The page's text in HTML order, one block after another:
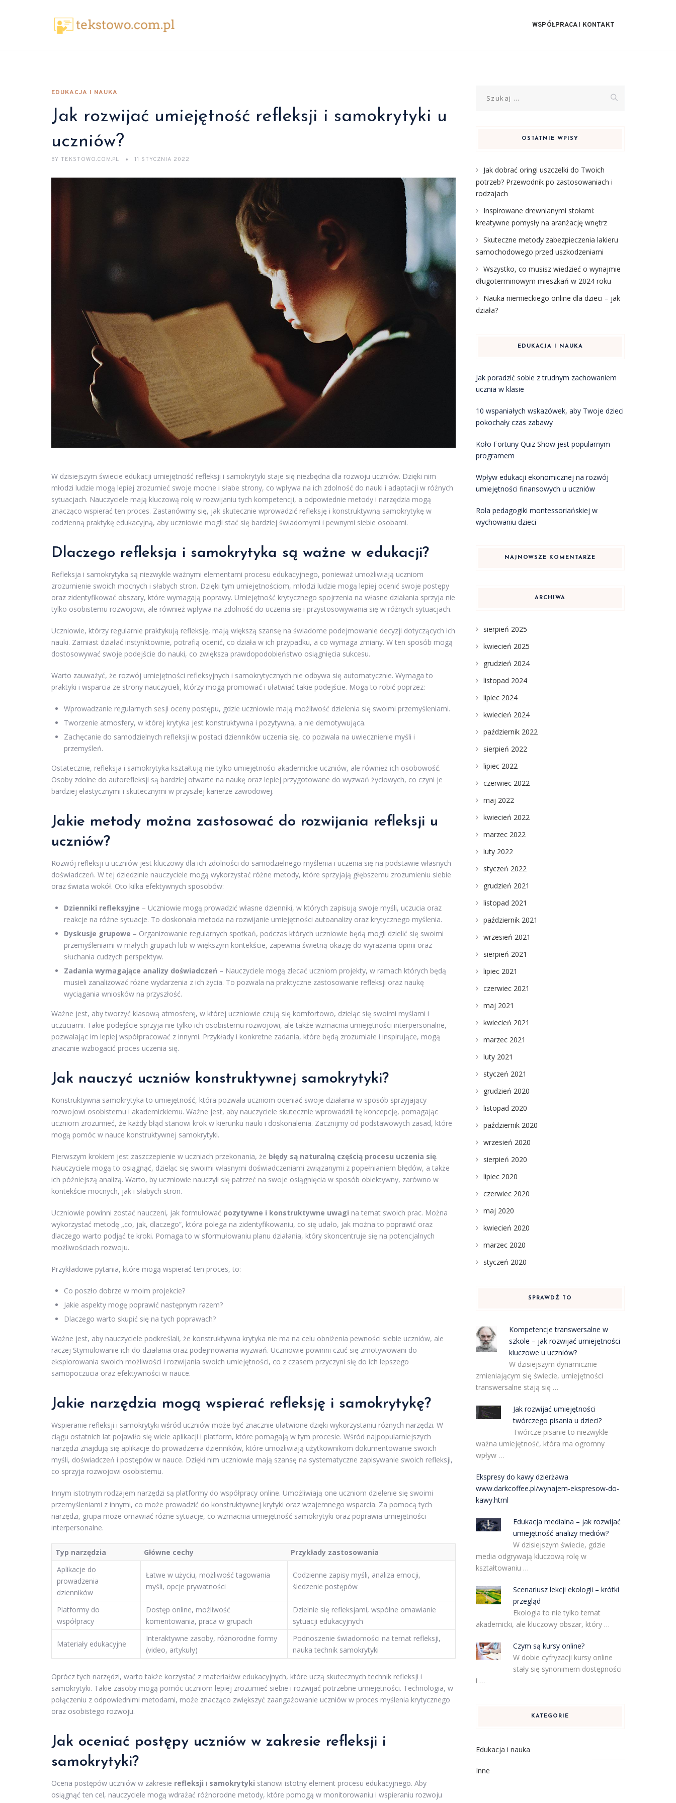
WSPÓŁPRACA I KONTAKT
EDUKACJA I NAUKA
Jak rozwijać umiejętność refleksji i samokrytyki u
uczniów?
BY TEKSTOWO.COM.PL 11 STYCZNIA 2022
W dzisiejszym świecie edukacji umiejętność refleksji i samokrytyki staje się niezbędna dla rozwoju uczniów. Dzięki nim
młodzi ludzie mogą lepiej zrozumieć swoje mocne i słabe strony, co wpływa na ich zdolność do nauki i adaptacji w różnych
sytuacjach. Nauczyciele mają kluczową rolę w rozwijaniu tych kompetencji, a odpowiednie metody i narzędzia mogą
znacząco wspierać ten proces. Zastanówmy się, jak skutecznie wprowadzić refleksję i konstruktywną samokrytykę w
codzienną praktykę edukacyjną, aby uczniowie mogli stać się bardziej świadomymi i pewnymi siebie osobami.
Dlaczego refleksja i samokrytyka są ważne w edukacji?
Refleksja i samokrytyka są niezwykle ważnymi elementami procesu edukacyjnego, ponieważ umożliwiają uczniom
zrozumienie swoich mocnych i słabych stron. Dzięki tym umiejętnościom, młodzi ludzie mogą lepiej ocenić swoje postępy
oraz zidentyfikować obszary, które wymagają poprawy. Umiejętność krytycznego spojrzenia na własne działania sprzyja nie
tylko osobistemu rozwojowi, ale również wpływa na zdolność do uczenia się i przystosowywania się w różnych sytuacjach.
Uczniowie, którzy regularnie praktykują refleksję, mają większą szansę na świadome podejmowanie decyzji dotyczących ich
nauki. Zamiast działać instynktownie, potrafią ocenić, co działa w ich przypadku, a co wymaga zmiany. W ten sposób mogą
dostosowywać swoje podejście do nauki, co zwiększa prawdopodobieństwo osiągnięcia sukcesu.
Warto zauważyć, że rozwój umiejętności refleksyjnych i samokrytycznych nie odbywa się automatycznie. Wymaga to
praktyki i wsparcia ze strony nauczycieli, którzy mogą promować i ułatwiać takie podejście. Mogą to robić poprzez:
Wprowadzanie regularnych sesji oceny postępu, gdzie uczniowie mają możliwość dzielenia się swoimi przemyśleniami.
Tworzenie atmosfery, w której krytyka jest konstruktywna i pozytywna, a nie demotywująca.
Zachęcanie do samodzielnych refleksji w postaci dzienników uczenia się, co pozwala na uwiecznienie myśli i
przemyśleń.
Ostatecznie, refleksja i samokrytyka kształtują nie tylko umiejętności akademickie uczniów, ale również ich osobowość.
Osoby zdolne do autorefleksji są bardziej otwarte na naukę oraz lepiej przygotowane do wyzwań życiowych, co czyni je
bardziej elastycznymi i skutecznymi w przyszłej karierze zawodowej.
Jakie metody można zastosować do rozwijania refleksji u
uczniów?
Rozwój refleksji u uczniów jest kluczowy dla ich zdolności do samodzielnego myślenia i uczenia się na podstawie własnych
doświadczeń. W tej dziedzinie nauczyciele mogą wykorzystać różne metody, które sprzyjają głębszemu zrozumieniu siebie
oraz świata wokół. Oto kilka efektywnych sposobów:
Dzienniki refleksyjne – Uczniowie mogą prowadzić własne dzienniki, w których zapisują swoje myśli, uczucia oraz
reakcje na różne sytuacje. To doskonała metoda na rozwijanie umiejętności autoanalizy oraz krytycznego myślenia.
Dyskusje grupowe – Organizowanie regularnych spotkań, podczas których uczniowie będą mogli dzielić się swoimi
przemyśleniami w małych grupach lub w większym kontekście, zapewnia świetną okazję do wyrażania opinii oraz
słuchania cudzych perspektyw.
Zadania wymagające analizy doświadczeń – Nauczyciele mogą zlecać uczniom projekty, w ramach których będą
musieli zanalizować różne wydarzenia z ich życia. To pozwala na praktyczne zastosowanie refleksji oraz naukę
wyciągania wniosków na przyszłość.
Ważne jest, aby tworzyć klasową atmosferę, w której uczniowie czują się komfortowo, dzieląc się swoimi myślami i
uczuciami. Takie podejście sprzyja nie tylko ich osobistemu rozwojowi, ale także wzmacnia umiejętności interpersonalne,
pozwalając im lepiej współpracować z innymi. Przykłady i konkretne zadania, które będą zrozumiałe i inspirujące, mogą
znacznie wzbogacić proces uczenia się.
Jak nauczyć uczniów konstruktywnej samokrytyki?
Konstruktywna samokrytyka to umiejętność, która pozwala uczniom oceniać swoje działania w sposób sprzyjający
rozwojowi osobistemu i akademickiemu. Ważne jest, aby nauczyciele skutecznie wprowadzili tę koncepcję, pomagając
uczniom zrozumieć, że każdy błąd stanowi krok w kierunku nauki i doskonalenia. Zacznijmy od podstawowych zasad, które
mogą pomóc w nauce konstruktywnej samokrytyki.
Pierwszym krokiem jest zaszczepienie w uczniach przekonania, że błędy są naturalną częścią procesu uczenia się.
Nauczyciele mogą to osiągnąć, dzieląc się swoimi własnymi doświadczeniami związanymi z popełnianiem błędów, a także
ich późniejszą analizą. Warto, by uczniowie nauczyli się patrzeć na swoje osiągnięcia w sposób obiektywny, zarówno w
kontekście mocnych, jak i słabych stron.
Uczniowie powinni zostać nauczeni, jak formułować pozytywne i konstruktywne uwagi na temat swoich prac. Można
wykorzystać metodę „co, jak, dlaczego”, która polega na zidentyfikowaniu, co się udało, jak można to poprawić oraz
dlaczego warto podjąć te kroki. Pomaga to w sformułowaniu planu działania, który skoncentruje się na potencjalnych
możliwościach rozwoju.
Przykładowe pytania, które mogą wspierać ten proces, to:
Co poszło dobrze w moim projekcie?
Jakie aspekty mogę poprawić następnym razem?
Dlaczego warto skupić się na tych poprawach?
Ważne jest, aby nauczyciele podkreślali, że konstruktywna krytyka nie ma na celu obniżenia pewności siebie uczniów, ale
raczej Stymulowanie ich do działania oraz podejmowania wyzwań. Uczniowie powinni czuć się zmotywowani do
eksplorowania swoich możliwości i rozwijania swoich umiejętności, co z czasem przyczyni się do ich lepszego
samopoczucia oraz efektywności w nauce.
Jakie narzędzia mogą wspierać refleksję i samokrytykę?
Wspieranie refleksji i samokrytyki wśród uczniów może być znacznie ułatwione dzięki wykorzystaniu różnych narzędzi. W
ciągu ostatnich lat pojawiło się wiele aplikacji i platform, które pomagają w tym procesie. Wśród najpopularniejszych
narzędzi znajdują się aplikacje do prowadzenia dzienników, które umożliwiają użytkownikom dokumentowanie swoich
myśli, doświadczeń i postępów w nauce. Dzięki nim uczniowie mają szansę na systematyczne zapisywanie swoich refleksji,
co sprzyja rozwojowi osobistemu.
Innym istotnym rodzajem narzędzi są platformy do współpracy online. Umożliwiają one uczniom dzielenie się swoimi
przemyśleniami z innymi, co może prowadzić do konstruktywnej krytyki oraz wzajemnego wsparcia. Za pomocą tych
narzędzi, grupa może omawiać różne sytuacje, co wzmacnia umiejętność samokrytyki oraz poprawia umiejętności
interpersonalne.
Typ narzędzia Główne cechy
Przykłady zastosowania
Aplikacje do
prowadzenia
dzienników
Łatwe w użyciu, możliwość tagowania
myśli, opcje prywatności
Codzienne zapisy myśli, analiza emocji,
śledzenie postępów
Platformy do
współpracy
Dostęp online, możliwość
komentowania, praca w grupach
Dzielnie się refleksjami, wspólne omawianie
sytuacji edukacyjnych
Materiały edukacyjne
Interaktywne zasoby, różnorodne formy
(video, artykuły)
Podnoszenie świadomości na temat refleksji,
nauka technik samokrytyki
Oprócz tych narzędzi, warto także korzystać z materiałów edukacyjnych, które uczą skutecznych technik refleksji i
samokrytyki. Takie zasoby mogą pomóc uczniom lepiej zrozumieć siebie i rozwijać potrzebne umiejętności. Technologia, w
połączeniu z odpowiednimi metodami, może znacząco zwiększyć zaangażowanie uczniów w proces myślenia krytycznego
oraz osobistego rozwoju.
Jak oceniać postępy uczniów w zakresie refleksji i
samokrytyki?
Ocena postępów uczniów w zakresie refleksji i samokrytyki stanowi istotny element procesu edukacyjnego. Aby
osiągnąć ten cel, nauczyciele mogą wdrażać różnorodne metody, które pomogą w monitorowaniu i wspieraniu rozwoju
OSTATNIE WPISY
Jak dobrać oringi uszczelki do Twoich
potrzeb? Przewodnik po zastosowaniach i
rodzajach
Inspirowane drewnianymi stołami:
kreatywne pomysły na aranżację wnętrz
Skuteczne metody zabezpieczenia lakieru
samochodowego przed uszkodzeniami
Wszystko, co musisz wiedzieć o wynajmie
długoterminowym mieszkań w 2024 roku
Nauka niemieckiego online dla dzieci – jak
działa?
EDUKACJA I NAUKA
Jak poradzić sobie z trudnym zachowaniem
ucznia w klasie
10 wspaniałych wskazówek, aby Twoje dzieci
pokochały czas zabawy
Koło Fortuny Quiz Show jest popularnym
programem
Wpływ edukacji ekonomicznej na rozwój
umiejętności finansowych u uczniów
Rola pedagogiki montessoriańskiej w
wychowaniu dzieci
NAJNOWSZE KOMENTARZE
ARCHIWA
sierpień 2025
kwiecień 2025
grudzień 2024
listopad 2024
lipiec 2024
kwiecień 2024
październik 2022
sierpień 2022
lipiec 2022
czerwiec 2022
maj 2022
kwiecień 2022
marzec 2022
luty 2022
styczeń 2022
grudzień 2021
listopad 2021
październik 2021
wrzesień 2021
sierpień 2021
lipiec 2021
czerwiec 2021
maj 2021
kwiecień 2021
marzec 2021
luty 2021
styczeń 2021
grudzień 2020
listopad 2020
październik 2020
wrzesień 2020
sierpień 2020
lipiec 2020
czerwiec 2020
maj 2020
kwiecień 2020
marzec 2020
styczeń 2020
SPRAWDŹ TO
Kompetencje transwersalne w
szkole – jak rozwijać umiejętności
kluczowe u uczniów?
W dzisiejszym dynamicznie
zmieniającym się świecie, umiejętności
transwersalne stają się …
Jak rozwijać umiejętności
twórczego pisania u dzieci?
Twórcze pisanie to niezwykle
ważna umiejętność, która ma ogromny
wpływ …
Ekspresy do kawy dzierżawa
www.darkcoffee.pl/wynajem-ekspresow-do-
kawy.html
Edukacja medialna – jak rozwijać
umiejętność analizy mediów?
W dzisiejszym świecie, gdzie
media odgrywają kluczową rolę w
kształtowaniu …
Scenariusz lekcji ekologii – krótki
przegląd
Ekologia to nie tylko temat
akademicki, ale kluczowy obszar, który …
Czym są kursy online?
W dobie cyfryzacji kursy online
stały się synonimem dostępności
i …
KATEGORIE
Edukacja i nauka
Inne